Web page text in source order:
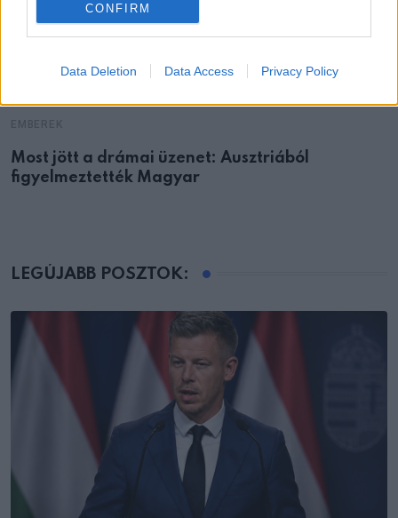
CONFIRM
Data Deletion Data Access Privacy Policy
Most jött a drámai üzenet: Ausztriából
figyelmeztették Magyar
LEGÚJABB POSZTOK: